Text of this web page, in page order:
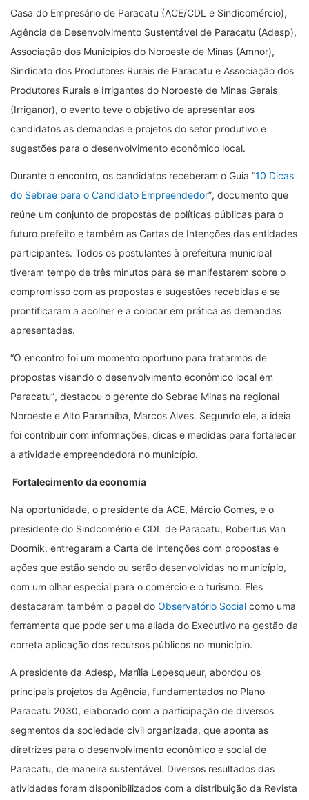
Casa do Empresário de Paracatu (ACE/CDL e Sindicomércio),
Agência de Desenvolvimento Sustentável de Paracatu (Adesp),
Associação dos Municípios do Noroeste de Minas (Amnor),
Sindicato dos Produtores Rurais de Paracatu e Associação dos
Produtores Rurais e Irrigantes do Noroeste de Minas Gerais
(Irriganor), o evento teve o objetivo de apresentar aos
candidatos as demandas e projetos do setor produtivo e
sugestões para o desenvolvimento econômico local.
Durante o encontro, os candidatos receberam o Guia “10 Dicas
do Sebrae para o Candidato Empreendedor”, documento que
reúne um conjunto de propostas de políticas públicas para o
futuro prefeito e também as Cartas de Intenções das entidades
participantes. Todos os postulantes à prefeitura municipal
tiveram tempo de três minutos para se manifestarem sobre o
compromisso com as propostas e sugestões recebidas e se
prontificaram a acolher e a colocar em prática as demandas
apresentadas.
“O encontro foi um momento oportuno para tratarmos de
propostas visando o desenvolvimento econômico local em
Paracatu”, destacou o gerente do Sebrae Minas na regional
Noroeste e Alto Paranaíba, Marcos Alves. Segundo ele, a ideia
foi contribuir com informações, dicas e medidas para fortalecer
a atividade empreendedora no município.
Fortalecimento da economia
Na oportunidade, o presidente da ACE, Márcio Gomes, e o
presidente do Sindcomério e CDL de Paracatu, Robertus Van
Doornik, entregaram a Carta de Intenções com propostas e
ações que estão sendo ou serão desenvolvidas no município,
com um olhar especial para o comércio e o turismo. Eles
destacaram também o papel do Observatório Social como uma
ferramenta que pode ser uma aliada do Executivo na gestão da
correta aplicação dos recursos públicos no município.
A presidente da Adesp, Marília Lepesqueur, abordou os
principais projetos da Agência, fundamentados no Plano
Paracatu 2030, elaborado com a participação de diversos
segmentos da sociedade civil organizada, que aponta as
diretrizes para o desenvolvimento econômico e social de
Paracatu, de maneira sustentável. Diversos resultados das
atividades foram disponibilizados com a distribuição da Revista